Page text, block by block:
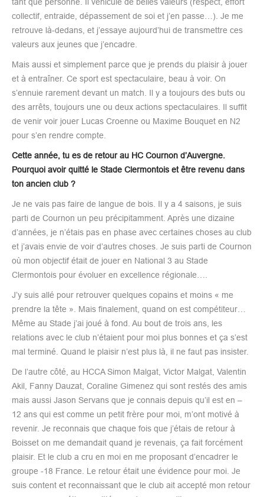
collectif, entraide, dépassement de soi et j’en passe…). Je me
retrouve là-dedans, et j’essaye aujourd’hui de transmettre ces
valeurs aux jeunes que j’encadre.
Mais aussi et simplement parce que je prends du plaisir à jouer
et à entraîner. Ce sport est spectaculaire, beau à voir. On
s’ennuie rarement devant un match. Il y a toujours des buts ou
des arrêts, toujours une ou deux actions spectaculaires. Il suffit
de venir voir jouer Lucas Croenne ou Maxime Bouquet en N2
pour s’en rendre compte.
Cette année, tu es de retour au HC Cournon d’Auvergne.
Pourquoi avoir quitté le Stade Clermontois et être revenu dans
ton ancien club ?
Je ne vais pas faire de langue de bois. Il y a 4 saisons, je suis
parti de Cournon un peu précipitamment. Après une dizaine
d’années, je n’étais pas en phase avec certaines choses au club
et j’avais envie de voir d’autres choses. Je suis parti de Cournon
où mon objectif était de jouer en National 3 au Stade
Clermontois pour évoluer en excellence régionale….
J’y suis allé pour retrouver quelques copains et moins « me
prendre la tête ». Mais finalement, quand on est compétiteur…
Même au Stade j’ai joué à fond. Au bout de trois ans, les
relations avec le club n’étaient pour moi plus bonnes et ça s’est
mal terminé. Quand le plaisir n’est plus là, il ne faut pas insister.
De l’autre côté, au HCCA Simon Malgat, Victor Malgat, Valentin
Akil, Fanny Dauzat, Coraline Gimenez qui sont restés des amis
mais aussi Jason Servans que je connais depuis qu’il est en –
12 ans qui est comme un petit frère pour moi, m’ont motivé à
revenir. Je reconnais que chaque fois que j’étais de retour à
Boisset on me demandait quand je revenais, ça fait forcément
plaisir. Et le club a cru en moi en me proposant d’encadrer le
groupe -18 France. Le retour était une évidence pour moi. Je
suis content et reconnaissant que le club ait accepté mon retour